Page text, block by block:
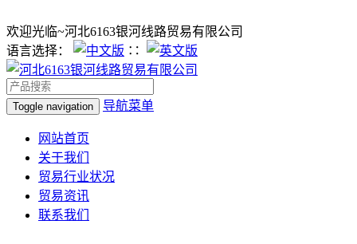
欢迎光临~河北6163银河线路贸易有限公司
语言选择：
∷
Toggle navigation 导航菜单
网站首页
关于我们
贸易行业状况
贸易资讯
联系我们